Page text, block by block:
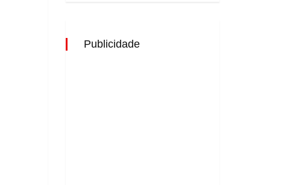
Publicidade